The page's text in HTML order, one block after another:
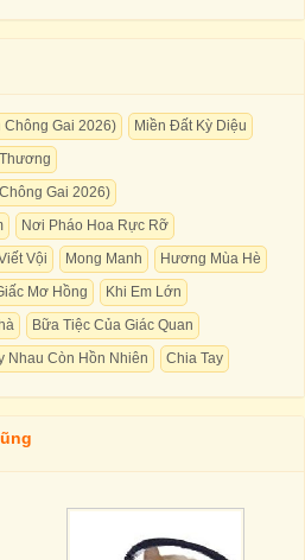
Chông Gai 2026)
Miền Đất Kỳ Diệu
Gai 2026)
Nơi Pháo Hoa Rực Rỡ
Vội Mong Manh
Hương Mùa Hè
Mơ Hồng
Khi Em Lớn
Bữa Tiệc Của Giác Quan
Nhau Còn Hồn Nhiên Chia Tay